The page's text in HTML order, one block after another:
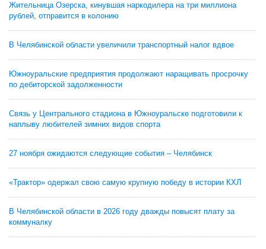
Жительница Озерска, кинувшая наркодилера на три миллиона
рублей, отправится в колонию
В Челябинской области увеличили транспортный налог вдвое
Южноуральские предприятия продолжают наращивать просрочку
по дебиторской задолженности
Связь у Центрального стадиона в Южноуральске подготовили к
наплыву любителей зимних видов спорта
27 ноября ожидаются следующие события – Челябинск
«Трактор» одержал свою самую крупную победу в истории КХЛ
В Челябинской области в 2026 году дважды повысят плату за
коммуналку